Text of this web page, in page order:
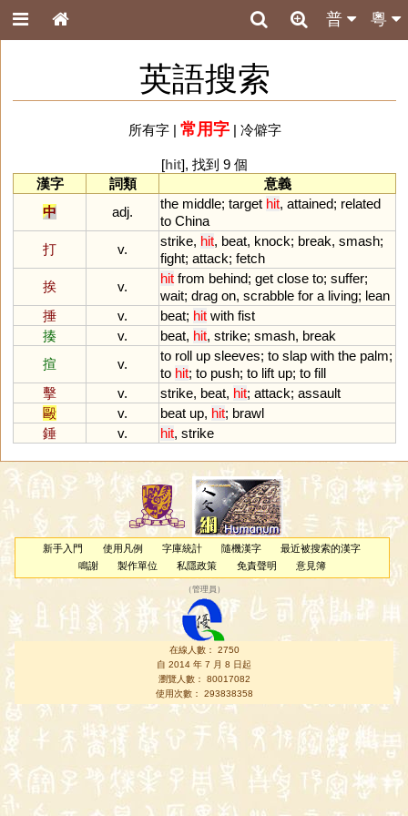
粵
普
英語搜索
所有字| 常用字| 冷僻字
[hit], 找到 9 個
漢字
詞類
意義
中
adj.
the middle; target hit, attained; related
to China
打
v.
strike, hit, beat, knock; break, smash;
fight; attack; fetch
挨
v.
hit from behind; get close to; suffer;
wait; drag on, scrabble for a living; lean
捶
v. beat; hit with fist
揍
v. beat, hit, strike; smash, break
揎
v.
to roll up sleeves; to slap with the palm;
to hit; to push; to lift up; to fill
擊
v. strike, beat, hit; attack; assault
毆
v. beat up, hit; brawl
錘
v. hit, strike
新手入門 使用凡例 字庫統計 隨機漢字
最近被搜索的漢字
鳴謝
製作單位 私隱政策 免責聲明 意見簿
（管理員 ）
在線人數： 2750
自 2014 年 7 月 8 日起
瀏覽人數： 80017082
使用次數： 293838358